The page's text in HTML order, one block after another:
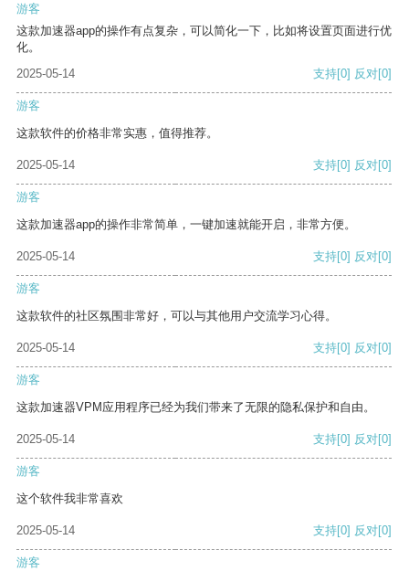
游客
这款加速器app的操作有点复杂，可以简化一下，比如将设置页面进行优
化。
2025-05-14
支持[0] 反对[0]
游客
这款软件的价格非常实惠，值得推荐。
2025-05-14 支持[0] 反对[0]
游客
这款加速器app的操作非常简单，一键加速就能开启，非常方便。
2025-05-14 支持[0] 反对[0]
游客
这款软件的社区氛围非常好，可以与其他用户交流学习心得。
2025-05-14 支持[0] 反对[0]
游客
这款加速器VPM应用程序已经为我们带来了无限的隐私保护和自由。
2025-05-14 支持[0] 反对[0]
游客
这个软件我非常喜欢
2025-05-14 支持[0] 反对[0]
游客